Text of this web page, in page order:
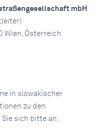
mbH
Wien, Österreich
in slowakischer
zu den
Sie sich bitte an: